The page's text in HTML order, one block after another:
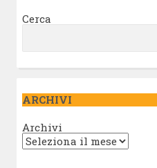
Cerca
ARCHIVI
Archivi